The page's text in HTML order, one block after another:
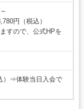
円（税込）
すので、公式HPを
）⇒体験当日入会で